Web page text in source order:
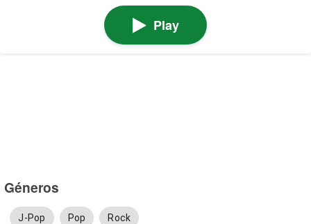
Play
Géneros
J-Pop Pop Rock